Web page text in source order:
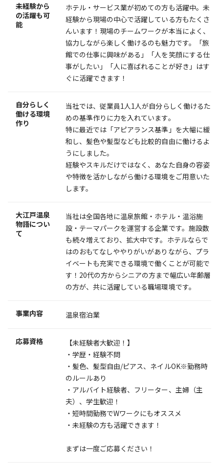
未経験から
の活躍も可
能
ホテル・サービス業が初めての方も活躍中。未
経験から現場の中心で活躍している方もたくさ
んいます！現場のチームワークが本当によく、
協力しながら楽しく働けるのも魅力です。「旅
館での仕事に興味がある」「人を笑顔にする仕
事がしたい」「人に喜ばれることが好き」はす
ぐに活躍できます！
自分らしく
働ける環境
作り
当社では、従業員1人1人が自分らしく働けるた
めの基準作りに力を入れています。
特に最近では「アピアランス基準」を大幅に緩
和し、髪色や髪型なども比較的自由に働けるよ
うにしました。
経験やスキルだけではなく、あなた自身の容姿
や特徴を活かしながら働ける環境をご用意いた
します。
大江戸温泉
物語につい
て
当社は全国各地に温泉旅館・ホテル・温浴施
設・テーマパークを運営する企業です。施設数
も続々増えており、拡大中です。ホテルならで
はのおもてなしややりがいがありながら、プラ
イベートも充実できる環境で働くことが可能で
す！20代の方からシニアの方まで幅広い年齢層
の方が、共に活躍している職場環境です。
事業内容 温泉宿泊業
応募資格
【未経験者大歓迎！】
・学歴・経験不問
・髪色、髪型自由/ピアス、ネイルOK※勤務時
のルールあり
・アルバイト経験者、フリーター、主婦（主
夫）、学生歓迎！
・短時間勤務でWワークにもオススメ
・未経験の方も活躍できます！
まずは一度ご応募ください！